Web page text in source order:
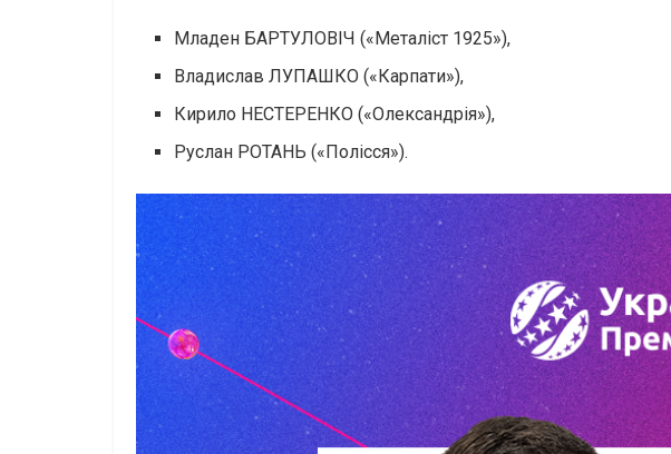
Младен БАРТУЛОВІЧ («Металіст 1925»),
Владислав ЛУПАШКО («Карпати»),
Кирило НЕСТЕРЕНКО («Олександрія»),
Руслан РОТАНЬ («Полісся»).